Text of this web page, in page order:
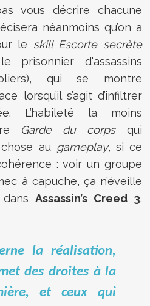
vous décrire chacune
néanmoins qu’on a
le skill Escorte secrète
prisonnier d'assassins
qui se montre
lorsqu’il s’agit d’infiltrer
L’habileté la moins
Garde du corpsqui
au gameplay, si ce
: voir un groupe
à capuche, ça n’éveille
Assassin’s Creed 3.
la réalisation,
des droites à la
et ceux qui